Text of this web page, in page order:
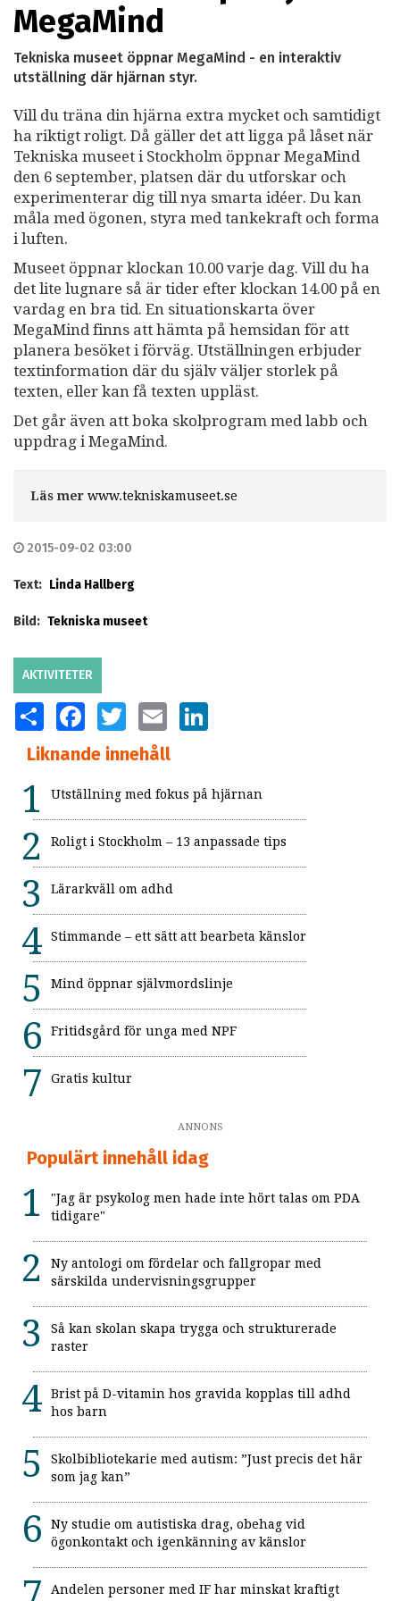
MegaMind
Tekniska museet öppnar MegaMind - en interaktiv
utställning där hjärnan styr.
Vill du träna din hjärna extra mycket och samtidigt
ha riktigt roligt. Då gäller det att ligga på låset när
Tekniska museet i Stockholm öppnar MegaMind
den 6 september, platsen där du utforskar och
experimenterar dig till nya smarta idéer. Du kan
måla med ögonen, styra med tankekraft och forma
i luften.
Museet öppnar klockan 10.00 varje dag. Vill du ha
det lite lugnare så är tider efter klockan 14.00 på en
vardag en bra tid. En situationskarta över
MegaMind finns att hämta på hemsidan för att
planera besöket i förväg. Utställningen erbjuder
textinformation där du själv väljer storlek på
texten, eller kan få texten uppläst.
Det går även att boka skolprogram med labb och
uppdrag i MegaMind.
Läs mer www.tekniskamuseet.se
2015-09-02 03:00
Text: Linda Hallberg
Bild: Tekniska museet
AKTIVITETER
SHARE FACEBOOKTWITTER EMAIL
Liknande innehåll
Utställning med fokus på hjärnan
Roligt i Stockholm – 13 anpassade tips
Lärarkväll om adhd
Stimmande – ett sätt att bearbeta känslor
Mind öppnar självmordslinje
Fritidsgård för unga med NPF
Gratis kultur
ANNONS
Populärt innehåll idag
"Jag är psykolog men hade inte hört talas om PDA
tidigare"
Ny antologi om fördelar och fallgropar med
särskilda undervisningsgrupper
Så kan skolan skapa trygga och strukturerade
raster
Brist på D-vitamin hos gravida kopplas till adhd
hos barn
Skolbibliotekarie med autism: ”Just precis det här
som jag kan”
Ny studie om autistiska drag, obehag vid
ögonkontakt och igenkänning av känslor
Andelen personer med IF har minskat kraftigt